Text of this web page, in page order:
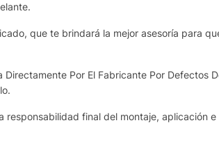
que te brindará la mejor asesoría para
Por El Fabricante Por Defectos
final del montaje, aplicación